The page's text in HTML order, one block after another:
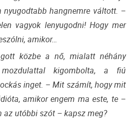
nyugodtabb hangnemre váltott. –
vagyok lenyugodni! Hogy mer
amikor…
közbe a nő, mialatt néhány
kigombolta, a fiú
inget. – Mit számít, hogy mit
amikor engem ma este, te –
az utóbbi szót – kapsz meg?